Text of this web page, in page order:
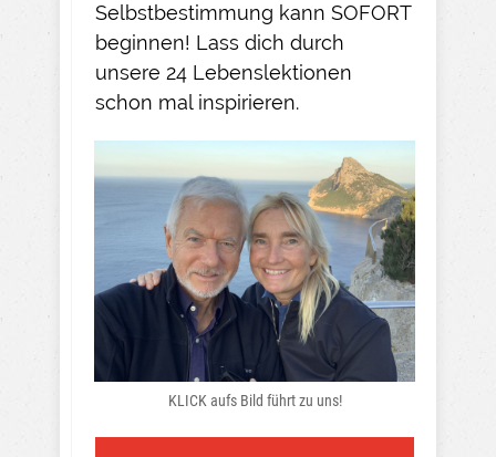
Selbstbestimmung kann SOFORT
beginnen! Lass dich durch
unsere 24 Lebenslektionen
schon mal inspirieren.
KLICK aufs Bild führt zu uns!